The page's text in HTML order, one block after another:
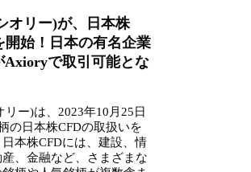
オリー)が、日本株
開始！日本の有名企業
Axioryで取引可能とな
ー)は、2023年10月25日
の日本株CFDの取扱いを
本株CFDには、建設、情
、金融など、さまざまな